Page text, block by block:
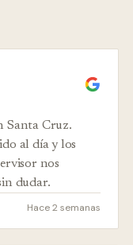
Santa Cruz.
al día y los
nos
dudar.
Hace 2 semanas